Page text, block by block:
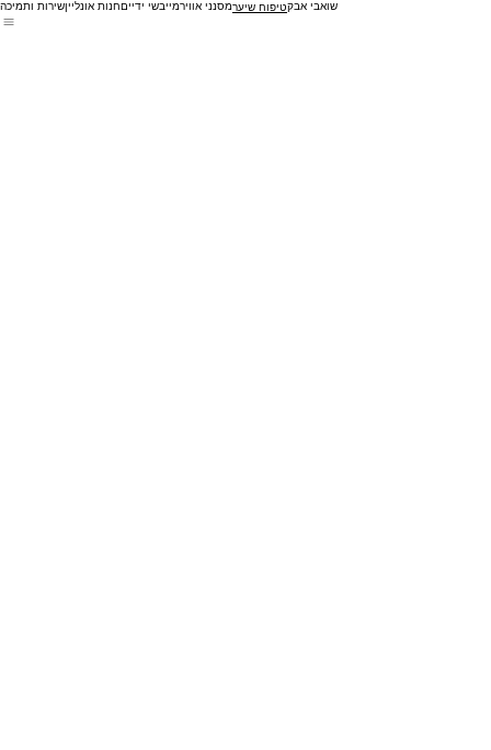
שירות ותמיכהחנות אונלייןמייבשי ידייםמסנני אווירטיפוח שיערשואבי אבק